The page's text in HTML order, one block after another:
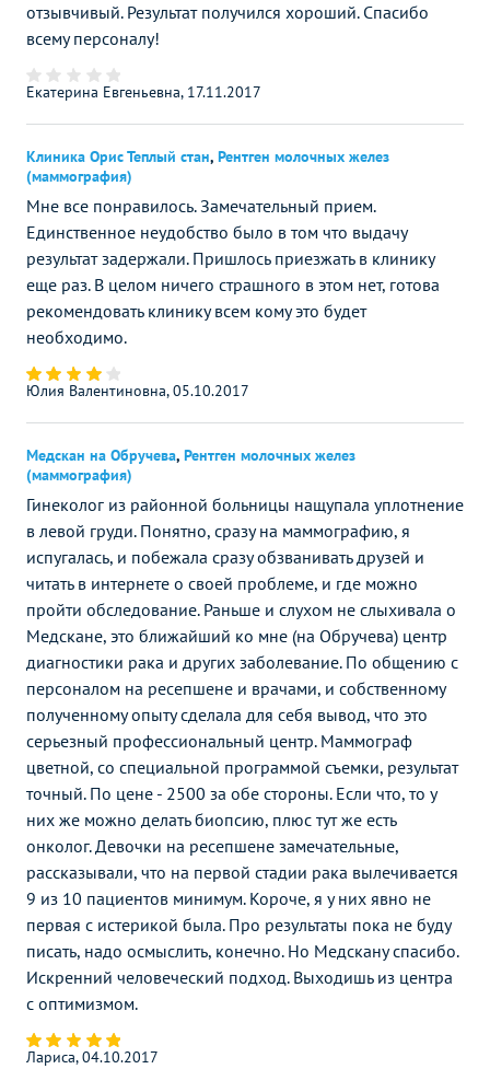
отзывчивый. Результат получился хороший. Спасибо
всему персоналу!
Екатерина Евгеньевна, 17.11.2017
Клиника Орис Теплый стан, Рентген молочных желез
(маммография)
Мне все понравилось. Замечательный прием.
Единственное неудобство было в том что выдачу
результат задержали. Пришлось приезжать в клинику
еще раз. В целом ничего страшного в этом нет, готова
рекомендовать клинику всем кому это будет
необходимо.
Юлия Валентиновна, 05.10.2017
Медскан на Обручева, Рентген молочных желез
(маммография)
Гинеколог из районной больницы нащупала уплотнение
в левой груди. Понятно, сразу на маммографию, я
испугалась, и побежала сразу обзванивать друзей и
читать в интернете о своей проблеме, и где можно
пройти обследование. Раньше и слухом не слыхивала о
Медскане, это ближайший ко мне (на Обручева) центр
диагностики рака и других заболевание. По общению с
персоналом на ресепшене и врачами, и собственному
полученному опыту сделала для себя вывод, что это
серьезный профессиональный центр. Маммограф
цветной, со специальной программой съемки, результат
точный. По цене - 2500 за обе стороны. Если что, то у
них же можно делать биопсию, плюс тут же есть
онколог. Девочки на ресепшене замечательные,
рассказывали, что на первой стадии рака вылечивается
9 из 10 пациентов минимум. Короче, я у них явно не
первая с истерикой была. Про результаты пока не буду
писать, надо осмыслить, конечно. Но Медскану спасибо.
Искренний человеческий подход. Выходишь из центра
с оптимизмом.
Лариса, 04.10.2017